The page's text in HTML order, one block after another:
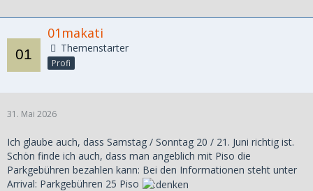
01makati
Themenstarter
Profi
31. Mai 2026
Ich glaube auch, dass Samstag / Sonntag 20 / 21. Juni richtig ist.
Schön finde ich auch, dass man angeblich mit Piso die
Parkgebühren bezahlen kann: Bei den Informationen steht unter
Arrival: Parkgebühren 25 Piso